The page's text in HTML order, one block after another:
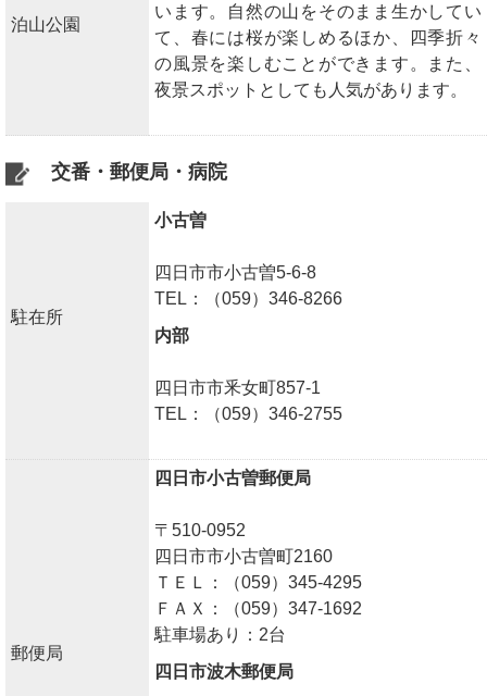
泊山公園
います。自然の山をそのまま生かしてい
て、春には桜が楽しめるほか、四季折々
の風景を楽しむことができます。また、
夜景スポットとしても人気があります。
交番・郵便局・病院
駐在所
小古曽
四日市市小古曽5-6-8
TEL：（059）346-8266
内部
四日市市釆女町857-1
TEL：（059）346-2755
郵便局
四日市小古曽郵便局
〒510-0952
四日市市小古曽町2160
ＴＥＬ：（059）345-4295
ＦＡＸ：（059）347-1692
駐車場あり：2台
四日市波木郵便局